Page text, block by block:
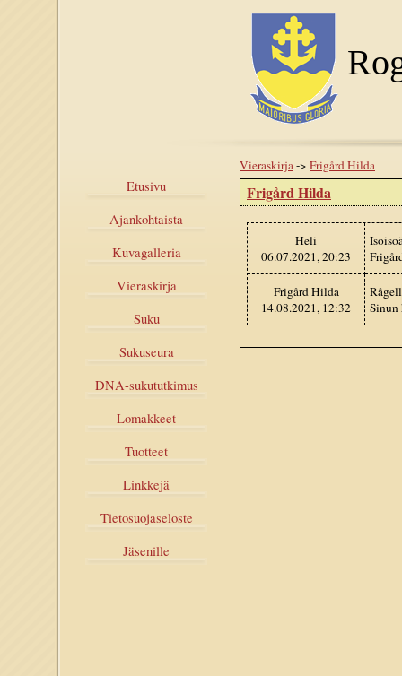
Etusivu
Ajankohtaista
Kuvagalleria
Vieraskirja
Suku
Sukuseura
DNA-sukututkimus
Lomakkeet
Tuotteet
Linkkejä
Tietosuojaseloste
Jäsenille
Vieraskirja-> Frigård Hilda
Frigård Hilda
Heli
06.07.2021, 20:23
Frigård Hilda
14.08.2021, 12:32
Sinun